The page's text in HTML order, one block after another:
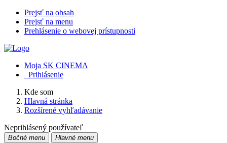
Prejsť na obsah
Prejsť na menu
Prehlásenie o webovej prístupnosti
Moja SK CINEMA
Prihlásenie
Kde som
Hlavná stránka
Rozšírené vyhľadávanie
Neprihlásený používateľ
Bočné menu Hlavné menu